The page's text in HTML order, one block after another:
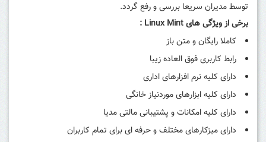
توسط مدیران سریعا بررسی و رفع گردد.
برخی از ویژگی هایLinux Mint
:
کاملا رایگان و متن باز
رابط کاربری فوق العاده زیبا
دارای کلیه نرم افزارهای اداری
دارای کلیه ابزارهای موردنیاز خانگی
دارای کلیه امکانات و پشتیبانی مالتی مدیا
دارای میزکارهای مختلف و حرفه ای برای تمام کاربران